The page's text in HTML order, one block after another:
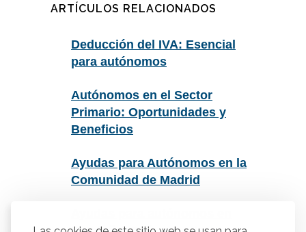
ARTÍCULOS RELACIONADOS
Deducción del IVA: Esencial
para autónomos
Autónomos en el Sector
Primario: Oportunidades y
Beneficios
Ayudas para Autónomos en la
Comunidad de Madrid